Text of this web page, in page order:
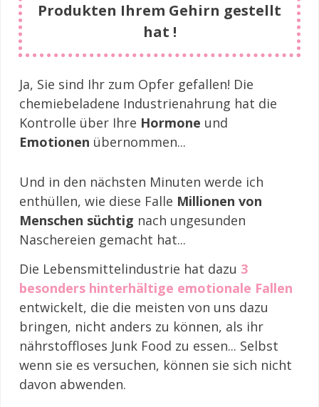
Produkten Ihrem Gehirn gestellt
hat !
Ja, Sie sind Ihr zum Opfer gefallen! Die
chemiebeladene Industrienahrung hat die
Kontrolle über Ihre Hormone und
Emotionen übernommen...
Und in den nächsten Minuten werde ich
enthüllen, wie diese Falle Millionen von
Menschen süchtig nach ungesunden
Naschereien gemacht hat...
Die Lebensmittelindustrie hat dazu 3
besonders hinterhältige emotionale Fallen
entwickelt, die die meisten von uns dazu
bringen, nicht anders zu können, als ihr
nährstoffloses Junk Food zu essen... Selbst
wenn sie es versuchen, können sie sich nicht
davon abwenden.